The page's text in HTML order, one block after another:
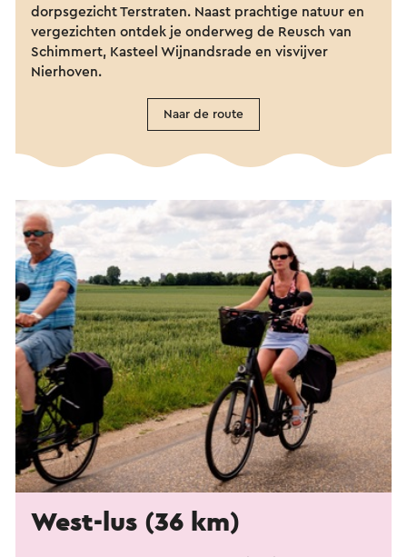
dorpsgezicht Terstraten. Naast prachtige natuur en
vergezichten ontdek je onderweg de Reusch van
Schimmert, Kasteel Wijnandsrade en visvijver
Nierhoven.
Naar de route
West-lus (36 km)